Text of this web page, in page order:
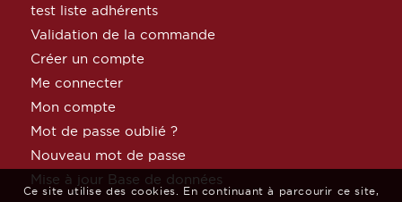
test liste adhérents
Validation de la commande
Créer un compte
Me connecter
Mon compte
Mot de passe oublié ?
Nouveau mot de passe
Mise à jour Base de données
Ce site utilise des cookies. En continuant à parcourir ce site,